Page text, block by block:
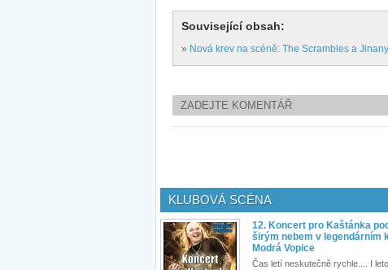
Související obsah:
» Nová krev na scéně: The Scrambles a
ZADEJTE KOMENTÁŘ
KLUBOVÁ SCÉNA
12. Koncert pro Kaštánka pod
širým nebem v legendárním
Modrá Vopice
Čas letí neskutečně rychle.... I